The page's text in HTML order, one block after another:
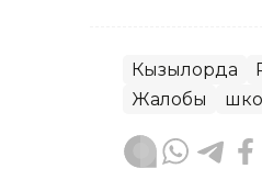
Кызылорда
Жалобы